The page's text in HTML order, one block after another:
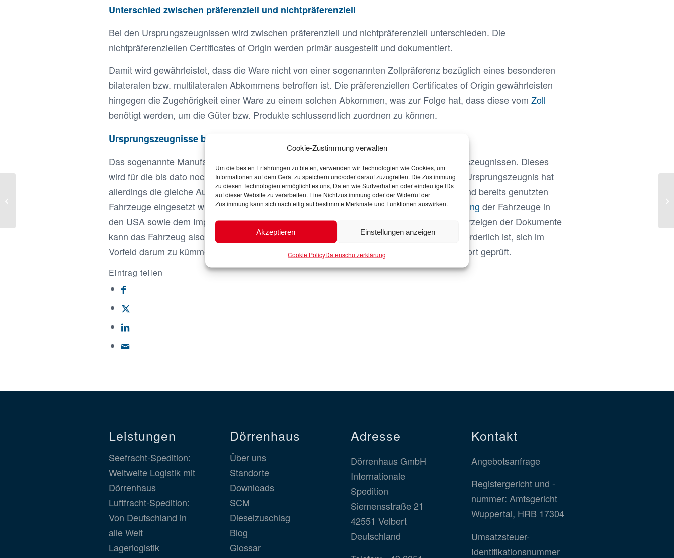
Cookie-Zustimmung verwalten
Um die besten Erfahrungen zu bieten, verwenden wir Technologien wie Cookies, um
Informationen auf dem Gerät zu speichern und/oder darauf zuzugreifen. Die Zustimmung
zu diesen Technologien ermöglicht es uns, Daten wie Surfverhalten oder eindeutige IDs
auf dieser Website zu verarbeiten. Eine Nichtzustimmung oder der Widerruf der
Zustimmung kann sich nachteilig auf bestimmte Merkmale und Funktionen auswirken.
Akzeptieren Einstellungen anzeigen
Cookie PolicyDatenschutzerklärung
Unterschied zwischen präferenziell und nichtpräferenziell
Bei den Ursprungszeugnissen wird zwischen präferenziell und nichtpräferenziell unterschieden. Die
nichtpräferenziellen Certificates of Origin werden primär ausgestellt und dokumentiert.
Damit wird gewährleistet, dass die Ware nicht von einer sogenannten Zollpräferenz bezüglich eines besonderen
bilateralen bzw. multilateralen Abkommens betroffen ist. Die präferenziellen Certificates of Origin gewährleisten
hingegen die Zugehörigkeit einer Ware zu einem solchen Abkommen, was zur Folge hat, dass diese vom Zoll
benötigt werden, um die Güter bzw. Produkte schlussendlich zuordnen zu können.
Ursprungszeugnisse bei US-Flugzeugimporten
Das sogenannte Manufacturer´s
gehört zu den besonderen Ursprungszeugnissen. Dieses
wird für die bis dato noch nicht zugelassenen Neufahrzeuge in den USA benötigt. Dieses Ursprungszeugnis hat
allerdings die gleiche Aufgabe wie das Certificate of Title, welches für die zugelassenen und bereits genutzten
Fahrzeuge eingesetzt wird. Das Manufacturer´sCertificate of Originwird bei derVerschiffung der Fahrzeuge in
den USA sowie dem Import und der Zulassung hier in Deutschland benötigt. Ohne das Vorzeigen der Dokumente
kann das Fahrzeug also nicht in Deutschland zugelassen werden, sodass es dringend erforderlich ist, sich im
Vorfeld darum zu kümmern. Diese Ursprungszeugnisse werden allerdings bei dem Transport geprüft.
Eintrag teilen
Leistungen
Seefracht-Spedition:
Weltweite Logistik mit
Dörrenhaus
Luftfracht-Spedition:
Von Deutschland in
alle Welt
Lagerlogistik
Dörrenhaus
Über uns
Standorte
Downloads
SCM
Dieselzuschlag
Blog
Glossar
Adresse
Dörrenhaus GmbH
Internationale
Spedition
Siemensstraße 21
42551 Velbert
Deutschland
Kontakt
Angebotsanfrage
Registergericht und -
nummer: Amtsgericht
Wuppertal, HRB 17304
Umsatzsteuer-
Identifikationsnummer